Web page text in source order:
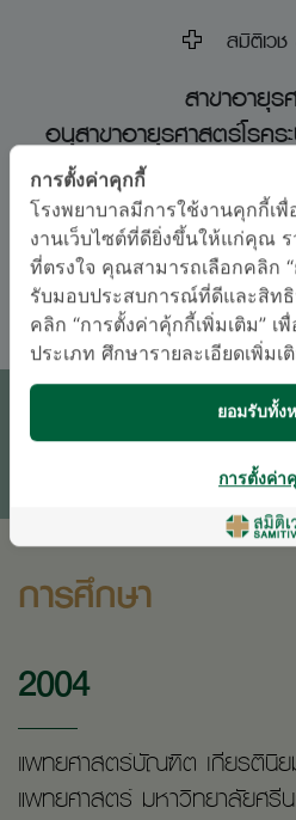
สมิติเวช
สาขาอายุร
อนุสาขาอายุรศาสตร์โรคร
วิกฤตโรคระบบการหายใ
ภาษา
อังกฤษ
นัดหมา
ติดต่อสอ
* เจ้าหน้าที่ของโรงพยาบาลจะ
การศึกษา
2004
แพทยศาสตร์บัณฑิต เกียรตินิ
แพทยศาสตร์ มหาวิทยาลัยศรี
การตั้งค่าคุกกี้
โรงพยาบาลมีการใช้งานคุกกี้เ
งานเว็บไซต์ที่ดียิ่งขึ้นให้แก่คุณ
ที่ตรงใจ คุณสามารถเลือกคลิก
รับมอบประสบการณ์ที่ดีและสิท
คลิก “การตั้งค่าคุ้กกี้เพิ่มเติม” เ
ประเภท ศึกษารายละเอียดเพิ่มเ
ยอมรับทั้ง
การตั้งค่า